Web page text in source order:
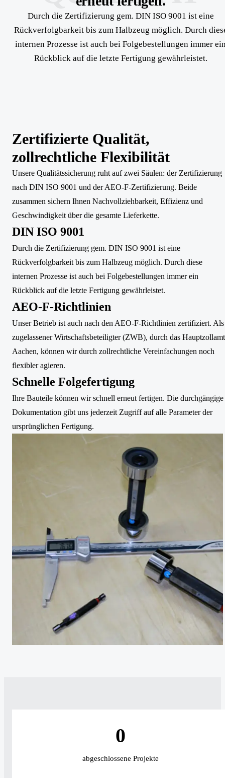
Durch die Zertifizierung gem. DIN ISO 9001 ist eine
Rückverfolgbarkeit bis zum Halbzeug möglich. Durch
internen Prozesse ist auch bei Folgebestellungen immer
Rückblick auf die letzte Fertigung gewährleistet.
Zertifizierte Qualität,
zollrechtliche Flexibilität
Unsere Qualitätssicherung ruht auf zwei Säulen: der Zertifizierung
nach DIN ISO 9001 und der AEO-F-Zertifizierung. Beide
zusammen sichern Ihnen Nachvollziehbarkeit, Effizienz und
Geschwindigkeit über die gesamte Lieferkette.
DIN ISO 9001
Durch die Zertifizierung gem. DIN ISO 9001 ist eine
Rückverfolgbarkeit bis zum Halbzeug möglich. Durch diese
internen Prozesse ist auch bei Folgebestellungen immer ein
Rückblick auf die letzte Fertigung gewährleistet.
AEO-F-Richtlinien
Unser Betrieb ist auch nach den AEO-F-Richtlinien zertifiziert. Als
zugelassener Wirtschaftsbeteiligter (ZWB), durch das Hauptzollamt
Aachen, können wir durch zollrechtliche Vereinfachungen noch
flexibler agieren.
Schnelle Folgefertigung
Ihre Bauteile können wir schnell erneut fertigen. Die durchgängige
Dokumentation gibt uns jederzeit Zugriff auf alle Parameter der
ursprünglichen Fertigung.
0
abgeschlossene Projekte